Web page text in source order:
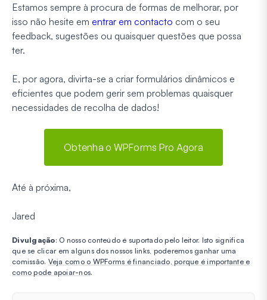
Estamos sempre à procura de formas de melhorar, por
isso não hesite em entrar em contacto com o seu
feedback, sugestões ou quaisquer questões que possa
ter.
E, por agora, divirta-se a criar formulários dinâmicos e
eficientes que podem gerir sem problemas quaisquer
necessidades de recolha de dados!
Obtenha o WPForms Pro Agora
Até à próxima,
Jared
Divulgação: O nosso conteúdo é suportado pelo leitor. Isto significa
que se clicar em alguns dos nossos links, poderemos ganhar uma
comissão. Veja como o WPForms é financiado, porque é importante e
como pode apoiar-nos.